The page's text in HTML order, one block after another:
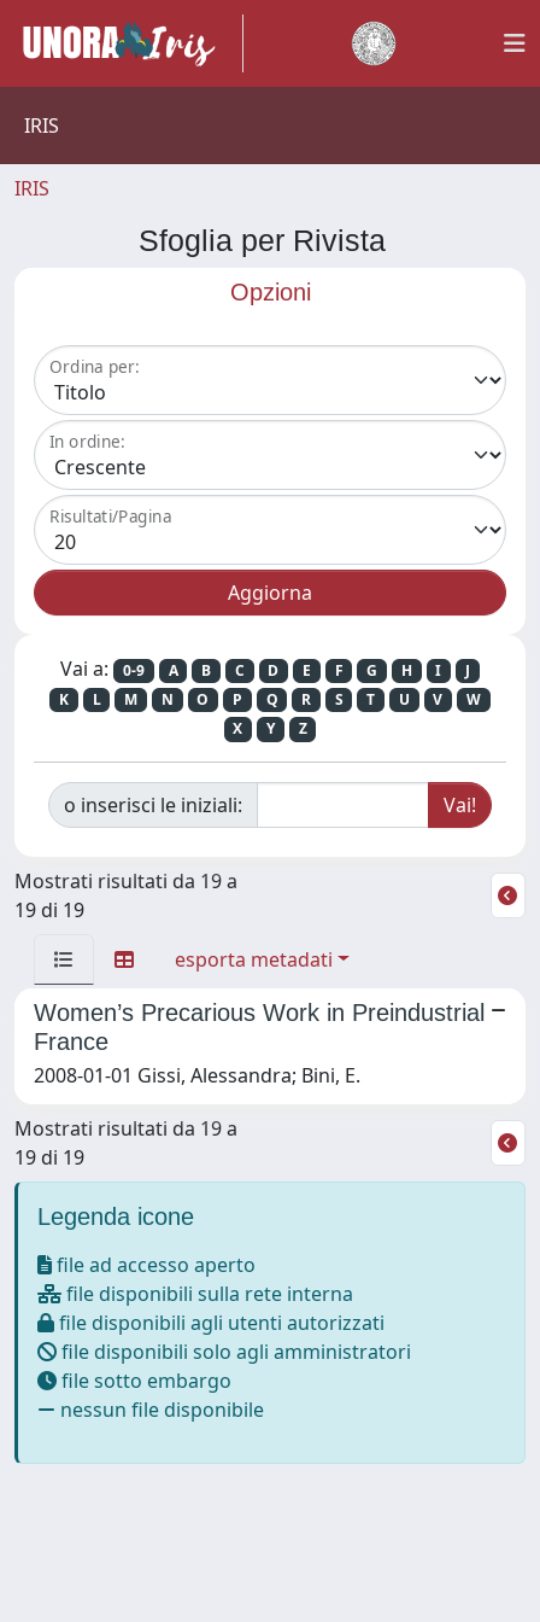
IRIS
IRIS
Sfoglia per Rivista
Opzioni
Ordina per:
In ordine:
Risultati/Pagina
Vai a: 0-9 A B C D E F G H I
J
K
L M N O P Q R S T U V
W
X
Y Z
o inserisci le iniziali:
Mostrati risultati da 19 a
19 di 19
esporta metadati
Women’s Precarious Work in Preindustrial
France
2008-01-01 Gissi, Alessandra; Bini, E.
Mostrati risultati da 19 a
19 di 19
Legenda icone
file ad accesso aperto
file disponibili sulla rete interna
file disponibili agli utenti autorizzati
file disponibili solo agli amministratori
file sotto embargo
nessun file disponibile